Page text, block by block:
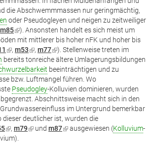
die Abschwemmmassen nur geringmächtig,
oder Pseudogleyen und neigen zu zeitweiliger
m85(Link
ist
extern)
). Ansonsten handelt es sich meist um
mit mittlerer bis hoher nFK und hoher bis
(Link
ist
extern)
, m53(Link
ist
extern)
, m77(Link
ist
extern)
). Stellenweise treten im
bereits tonreiche ältere Umlagerungsbildungen
beeinträchtigen und zu
bzw. Luftmangel führen. Wo
Pseudogley-Kolluvien dominieren, wurden
Abschnittsweise macht sich in den
im Untergrund bemerkbar
dieser deutlicher ist, wurden die
(Link
ist
, m79(Link
und m87(Linkausgewiesen (Kolluvium-